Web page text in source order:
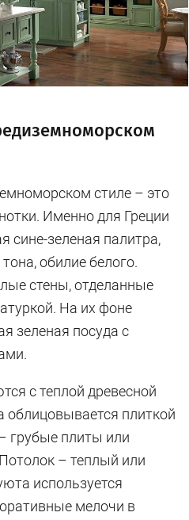
стиле – это
Именно для Греции
сине-зеленая палитра,
обилие белого.
стены, отделанные
На их фоне
зеленая посуда с
с теплой древесной
облицовывается плиткой
грубые плиты или
– теплый или
используется
мелочи в